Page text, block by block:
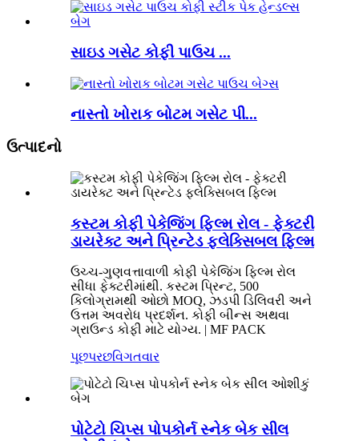
સાઇડ ગસેટ કોફી પાઉચ ...
નાસ્તો ખોરાક બોટમ ગસેટ પી...
ઉત્પાદનો
કસ્ટમ કોફી પેકેજિંગ ફિલ્મ રોલ - ફેક્ટરી
ડાયરેક્ટ અને પ્રિન્ટેડ ફ્લેક્સિબલ ફિલ્મ
ઉચ્ચ-ગુણવત્તાવાળી કોફી પેકેજિંગ ફિલ્મ રોલ
સીધા ફેક્ટરીમાંથી. કસ્ટમ પ્રિન્ટ, 500
કિલોગ્રામથી ઓછો MOQ, ઝડપી ડિલિવરી અને
ઉત્તમ અવરોધ પ્રદર્શન. કોફી બીન્સ અથવા
ગ્રાઉન્ડ કોફી માટે યોગ્ય. | MF PACK
પૂછપરછવિગતવાર
પોટેટો ચિપ્સ પોપકોર્ન સ્નેક બેક સીલ